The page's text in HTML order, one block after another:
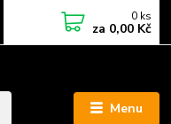
Menu
0 ks
za 0,00 Kč